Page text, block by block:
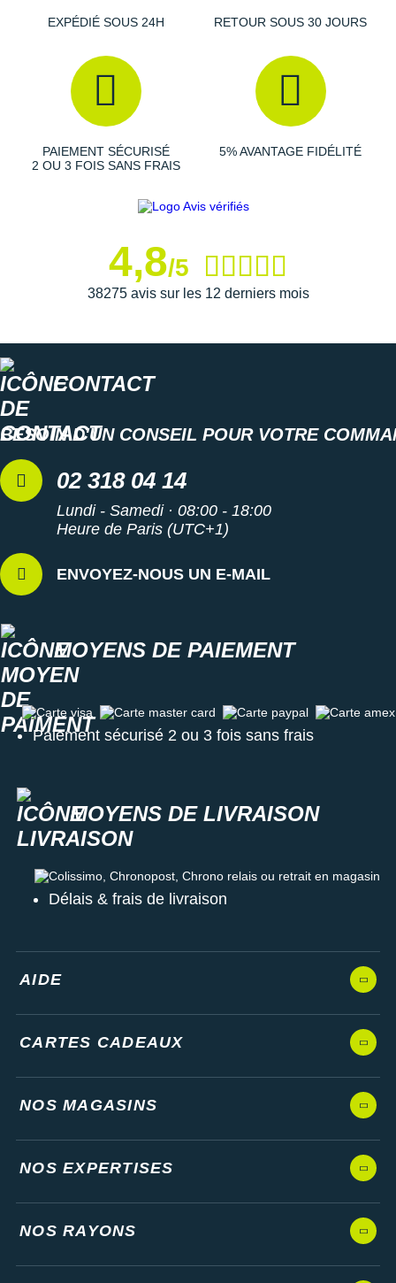
EXPÉDIÉ SOUS 24H RETOUR SOUS 30 JOURS
PAIEMENT SÉCURISÉ
2 OU 3 FOIS SANS FRAIS
5% AVANTAGE FIDÉLITÉ
4,8/5
38275 avis sur les 12 derniers mois
CONTACT
BESOIN D'UN CONSEIL POUR VOTRE
02 318 04 14
Lundi - Samedi · 08:00 - 18:00
Heure de Paris (UTC+1)
ENVOYEZ-NOUS UN E-MAIL
MOYENS DE PAIEMENT
Carte visa Carte master card Carte paypal Carte amex
Paiement sécurisé 2 ou 3 fois sans frais
MOYENS DE LIVRAISON
Colissimo, Chronopost, Chrono relais ou retrait en magasin
Délais & frais de livraison
AIDE
CARTES CADEAUX
NOS MAGASINS
NOS EXPERTISES
NOS RAYONS